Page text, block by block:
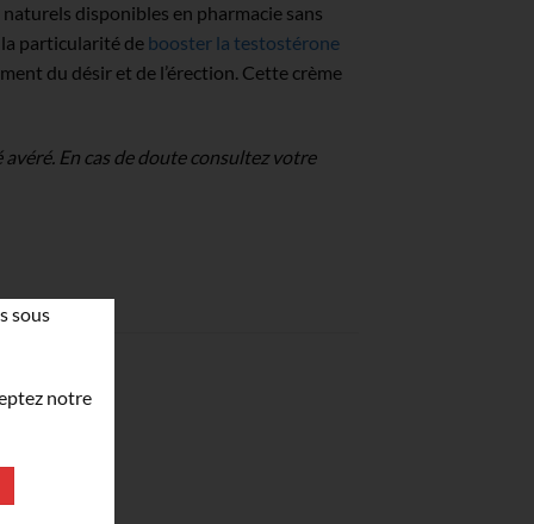
disponibles en pharmacie sans
la particularité de booster la testostérone
du désir et de l’érection. Cette crème
En cas de doute consultez votre
sous
notre